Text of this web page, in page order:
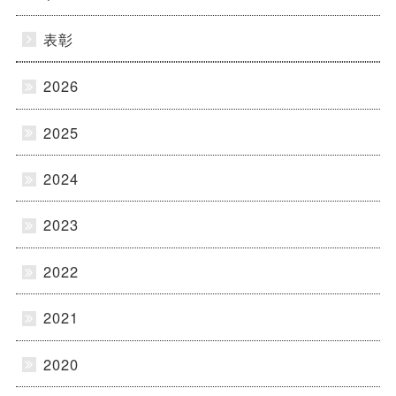
表彰
2026
2025
2024
2023
2022
2021
2020